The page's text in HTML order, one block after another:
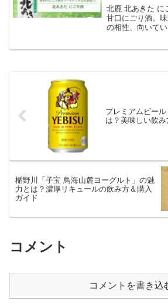
北鹿 北あきた に
甘口にごり酒。
の相性、向いて
プレミアムビー
は？美味しい飲
楯野川「子宝 鳥海山麓ヨーグルト」の魅
力とは？濃厚リキュールの飲み方＆購入
ガイド
コメント
コメントを書き込